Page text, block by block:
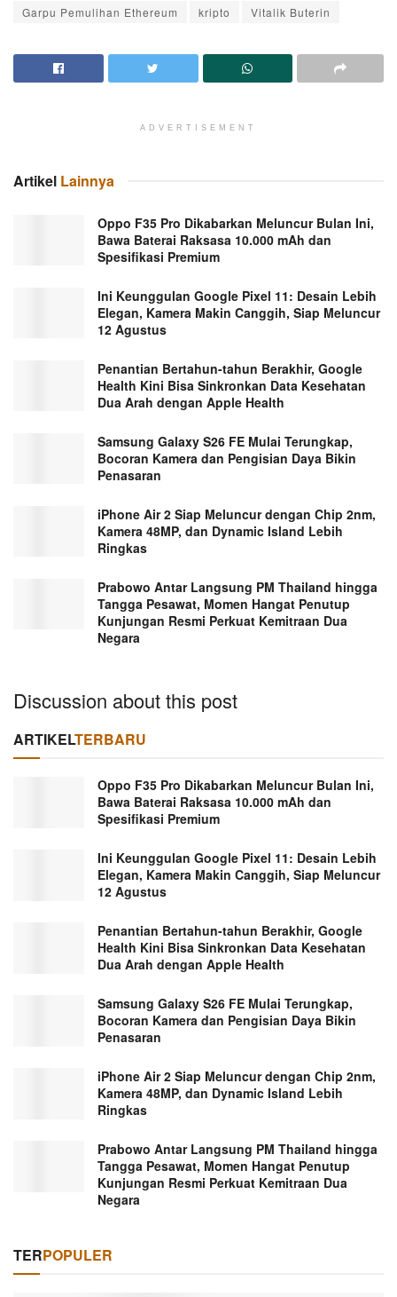
Garpu Pemulihan Ethereum kripto Vitalik Buterin
ADVERTISEMENT
Artikel Lainnya
Oppo F35 Pro Dikabarkan Meluncur Bulan Ini,
Bawa Baterai Raksasa 10.000 mAh dan
Spesifikasi Premium
Ini Keunggulan Google Pixel 11: Desain Lebih
Elegan, Kamera Makin Canggih, Siap Meluncur
12 Agustus
Penantian Bertahun-tahun Berakhir, Google
Health Kini Bisa Sinkronkan Data Kesehatan
Dua Arah dengan Apple Health
Samsung Galaxy S26 FE Mulai Terungkap,
Bocoran Kamera dan Pengisian Daya Bikin
Penasaran
iPhone Air 2 Siap Meluncur dengan Chip 2nm,
Kamera 48MP, dan Dynamic Island Lebih
Ringkas
Prabowo Antar Langsung PM Thailand hingga
Tangga Pesawat, Momen Hangat Penutup
Kunjungan Resmi Perkuat Kemitraan Dua
Negara
Discussion about this post
ARTIKELTERBARU
Oppo F35 Pro Dikabarkan Meluncur Bulan Ini,
Bawa Baterai Raksasa 10.000 mAh dan
Spesifikasi Premium
Ini Keunggulan Google Pixel 11: Desain Lebih
Elegan, Kamera Makin Canggih, Siap Meluncur
12 Agustus
Penantian Bertahun-tahun Berakhir, Google
Health Kini Bisa Sinkronkan Data Kesehatan
Dua Arah dengan Apple Health
Samsung Galaxy S26 FE Mulai Terungkap,
Bocoran Kamera dan Pengisian Daya Bikin
Penasaran
iPhone Air 2 Siap Meluncur dengan Chip 2nm,
Kamera 48MP, dan Dynamic Island Lebih
Ringkas
Prabowo Antar Langsung PM Thailand hingga
Tangga Pesawat, Momen Hangat Penutup
Kunjungan Resmi Perkuat Kemitraan Dua
Negara
TERPOPULER